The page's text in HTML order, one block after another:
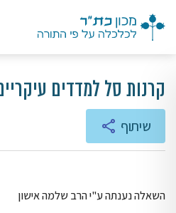
קרנות סל למדדים
שיתוף
השאלה נענתה ע"י הרב שלמה אישון